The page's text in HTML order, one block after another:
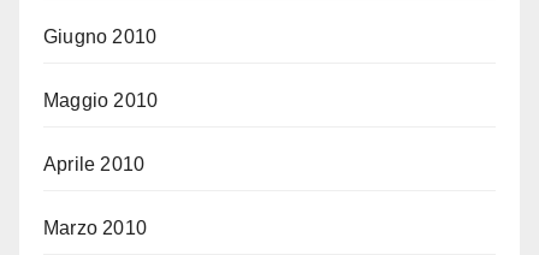
Giugno 2010
Maggio 2010
Aprile 2010
Marzo 2010